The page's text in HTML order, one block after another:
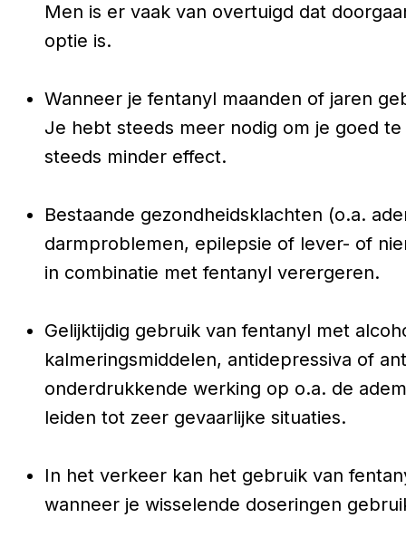
Men is er vaak van overtuigd dat
optie is.
Wanneer je fentanyl maanden of jaren
Je hebt steeds meer nodig om je goed
steeds minder effect.
Bestaande gezondheidsklachten (o.a.
darmproblemen, epilepsie of lever- of
in combinatie met fentanyl verergeren.
Gelijktijdig gebruik van fentanyl met
kalmeringsmiddelen, antidepressiva of
onderdrukkende werking op o.a. de
leiden tot zeer gevaarlijke situaties.
In het verkeer kan het gebruik van
wanneer je wisselende doseringen